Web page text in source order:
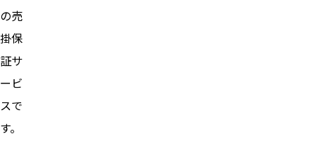
の売
掛保
証サ
ービ
スで
す。